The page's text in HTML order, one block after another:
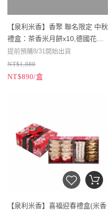
【泉利米香】香聚 聯名限定 中秋
禮盒：茶香米月餅x10,德國花果
立體茶包x10
提前預購8/31開始出貨
中秋禮盒限時早鳥優惠
禮盒滿12盒贈1盒
※宅配無法指定日期到貨，產品都
可放二個月，建議提早到貨。
※禮盒內的米香如要全素食的需
求，可備註告知，感謝！
NT$1,080
NT$890/盒
【泉利米香】喜福迎春禮盒(米香